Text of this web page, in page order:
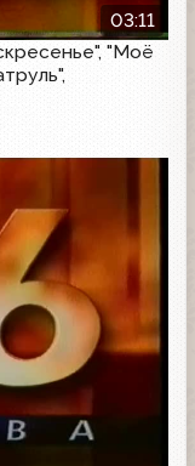
03:11
"Моё